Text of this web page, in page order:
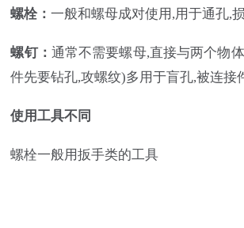
螺栓 ：一般和螺母成对使用,用于通孔,
螺钉： 通常不需要螺母,直接与两个物
件先要钻孔,攻螺纹)多用于盲孔,被连接
使用工具不同
螺栓一般用扳手类的工具